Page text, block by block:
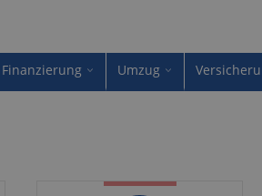
Finanzierung Umzug